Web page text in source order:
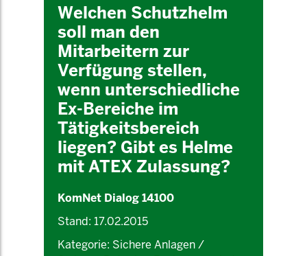
Welchen Schutzhelm
soll man den
Mitarbeitern zur
Verfügung stellen,
wenn unterschiedliche
Ex-Bereiche im
Tätigkeitsbereich
liegen? Gibt es Helme
mit ATEX Zulassung?
KomNet Dialog 14100
Stand: 17.02.2015
Kategorie: Sichere Anlagen /